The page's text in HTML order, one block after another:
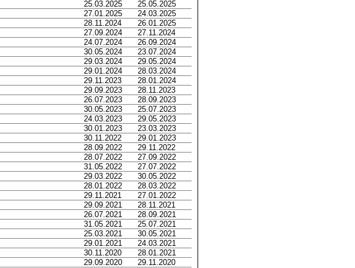
25.03.2025
25.05.2025
27.01.2025
24.03.2025
28.11.2024
26.01.2025
27.09.2024
27.11.2024
24.07.2024
26.09.2024
30.05.2024
23.07.2024
29.03.2024
29.05.2024
29.01.2024
28.03.2024
29.11.2023
28.01.2024
29.09.2023
28.11.2023
26.07.2023
28.09.2023
30.05.2023
25.07.2023
24.03.2023
29.05.2023
30.01.2023
23.03.2023
30.11.2022
29.01.2023
28.09.2022
29.11.2022
28.07.2022
27.09.2022
31.05.2022
27.07.2022
29.03.2022
30.05.2022
28.01.2022
28.03.2022
29.11.2021
27.01.2022
29.09.2021
28.11.2021
26.07.2021
28.09.2021
31.05.2021
25.07.2021
25.03.2021
30.05.2021
29.01.2021
24.03.2021
30.11.2020
28.01.2021
29.09.2020
29.11.2020